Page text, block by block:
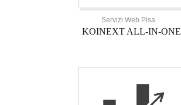
Servizi Web Pisa
KOINEXT ALL-IN-ONE